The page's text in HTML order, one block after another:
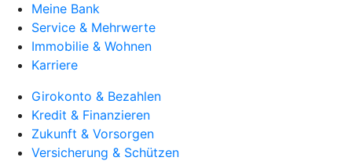
Meine Bank
Service & Mehrwerte
Immobilie & Wohnen
Karriere
Girokonto & Bezahlen
Kredit & Finanzieren
Zukunft & Vorsorgen
Versicherung & Schützen